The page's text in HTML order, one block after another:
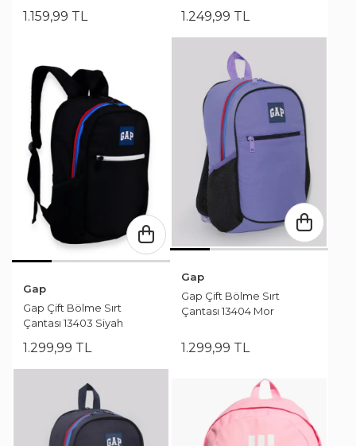
1.159,99 TL 1.249,99 TL
Gap
Gap Çift Bölme Sırt
Çantası 13403 Siyah
1.299,99 TL
Gap
Gap Çift Bölme Sırt
Çantası 13404 Mor
1.299,99 TL